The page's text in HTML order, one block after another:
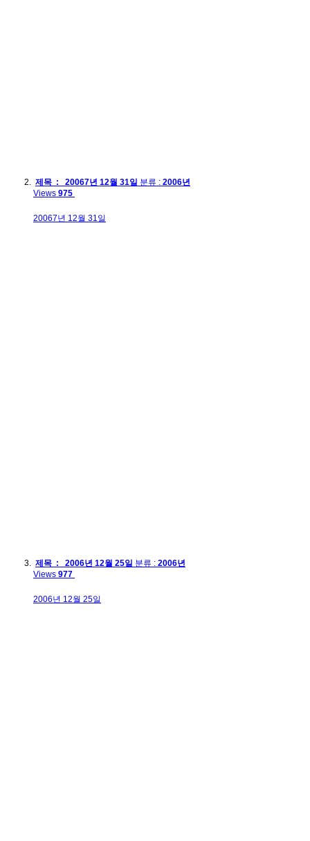
제목 : 20067년 12월 31일 분류 : 2006년
Views 975
20067년 12월 31일
제목 : 2006년 12월 25일 분류 : 2006년
Views 977
2006년 12월 25일